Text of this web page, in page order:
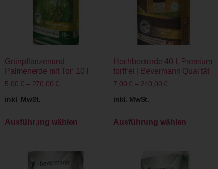
Grünpflanzenund
Palmenerde mit Ton 10 l
5,00 € – 270,00 €
inkl. MwSt.
Ausführung wählen
Hochbeeterde 40 L Premium
torffrei | Bevermann Qualität
7,00 € – 240,00 €
inkl. MwSt.
Ausführung wählen